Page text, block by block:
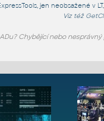
, jenneobsažené v LT
Viz též
Chybějící nebo